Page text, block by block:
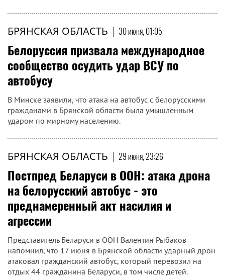
БРЯНСКАЯ ОБЛАСТЬ | 30 июня, 01:05
Белоруссия призвала международное
сообщество осудить удар ВСУ по
автобусу
В Минске заявили, что атака на автобус с белорусскими
гражданами в Брянской области была умышленным
ударом по мирному населению.
БРЯНСКАЯ ОБЛАСТЬ | 29 июня, 23:26
Постпред Беларуси в ООН: атака дрона
на белорусский автобус - это
преднамеренный акт насилия и
агрессии
Представитель Беларуси в ООН Валентин Рыбаков
напомнил, что 17 июня в Брянской области ударный дрон
атаковал гражданский автобус, который перевозил на
отдых 44 гражданина Беларуси, в том числе детей.